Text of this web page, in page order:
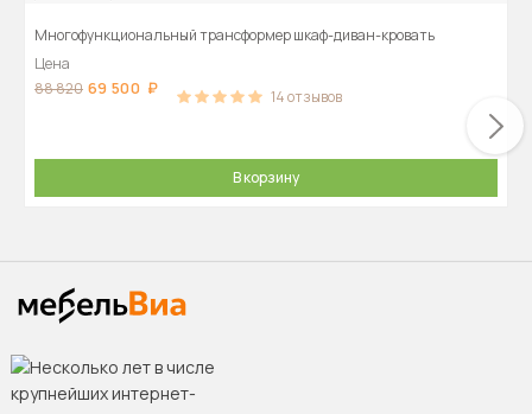
Многофункциональный трансформер шкаф-диван-кровать
Цена
88 820 69 500 14отзывов
В корзину